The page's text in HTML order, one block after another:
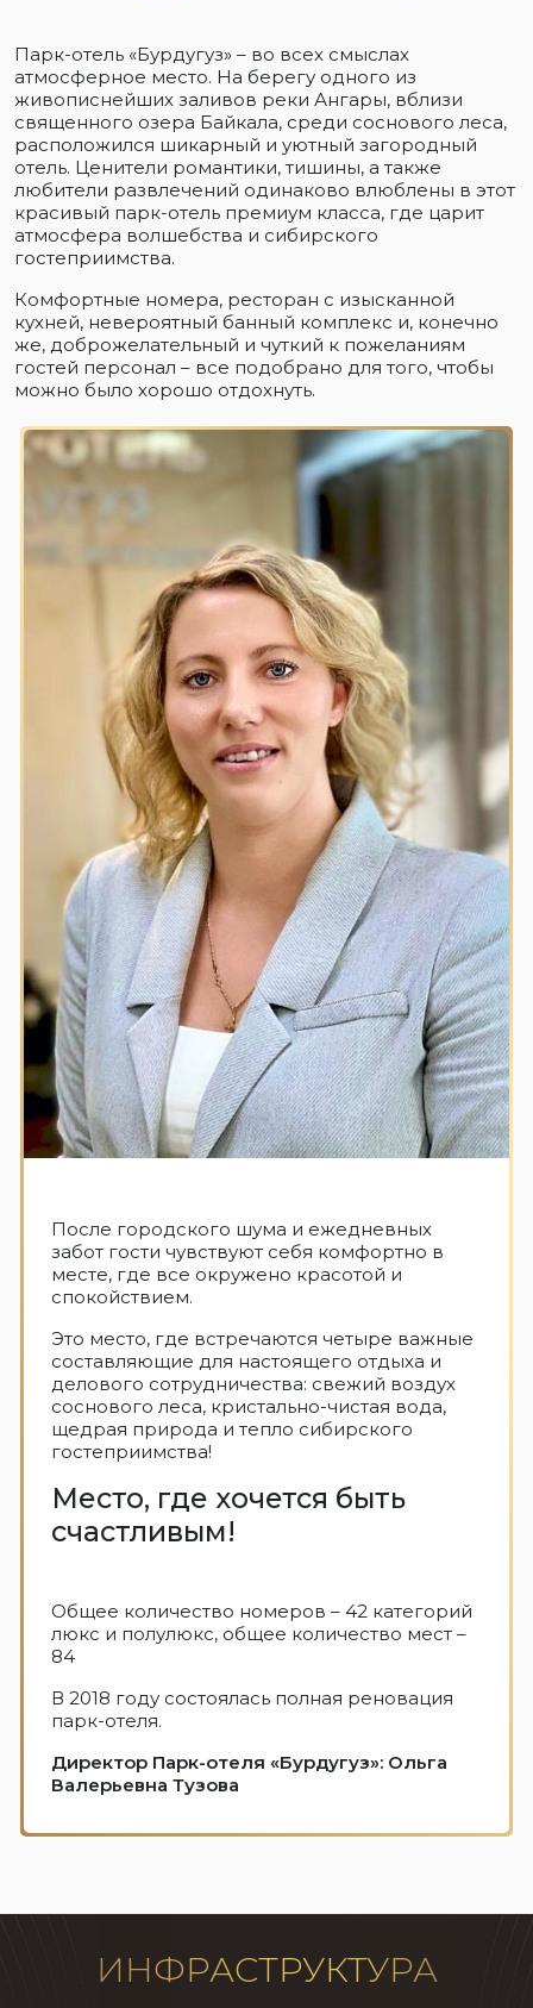
Парк-отель «Бурдугуз» – во всех смыслах
атмосферное место. На берегу одного из
живописнейших заливов реки Ангары, вблизи
священного озера Байкала, среди соснового леса,
расположился шикарный и уютный загородный
отель. Ценители романтики, тишины, а также
любители развлечений одинаково влюблены в этот
красивый парк-отель премиум класса, где царит
атмосфера волшебства и сибирского
гостеприимства.
Комфортные номера, ресторан с изысканной
кухней, невероятный банный комплекс и, конечно
же, доброжелательный и чуткий к пожеланиям
гостей персонал – все подобрано для того, чтобы
можно было хорошо отдохнуть.
После городского шума и ежедневных
забот гости чувствуют себя комфортно в
месте, где все окружено красотой и
спокойствием.
Это место, где встречаются четыре важные
составляющие для настоящего отдыха и
делового сотрудничества: свежий воздух
соснового леса, кристально-чистая вода,
щедрая природа и тепло сибирского
гостеприимства!
Место, где хочется быть
счастливым!
Общее количество номеров – 42 категорий
люкс и полулюкс, общее количество мест –
84
В 2018 году состоялась полная реновация
парк-отеля.
Директор Парк-отеля «Бурдугуз»: Ольга
Валерьевна Тузова
ИНФРАСТРУКТУРА